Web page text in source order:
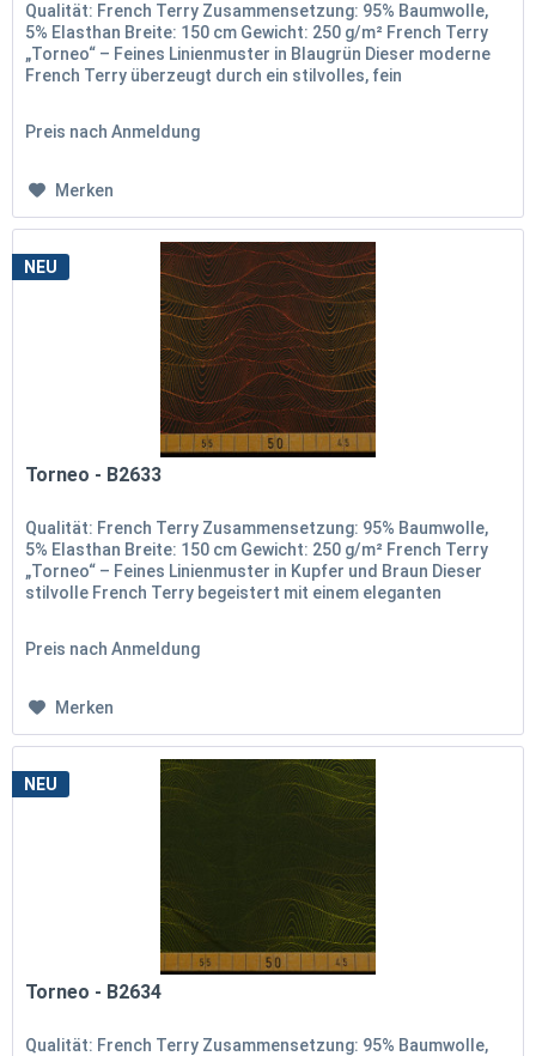
Qualität: French Terry Zusammensetzung: 95% Baumwolle,
5% Elasthan Breite: 150 cm Gewicht: 250 g/m² French Terry
„Torneo“ – Feines Linienmuster in Blaugrün Dieser moderne
French Terry überzeugt durch ein stilvolles, fein
Preis nach Anmeldung
Merken
NEU
Torneo - B2633
Qualität: French Terry Zusammensetzung: 95% Baumwolle,
5% Elasthan Breite: 150 cm Gewicht: 250 g/m² French Terry
„Torneo“ – Feines Linienmuster in Kupfer und Braun Dieser
stilvolle French Terry begeistert mit einem eleganten
Preis nach Anmeldung
Merken
NEU
Torneo - B2634
Qualität: French Terry Zusammensetzung: 95% Baumwolle,